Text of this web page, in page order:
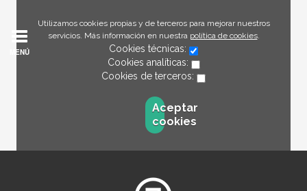
Utilizamos cookies propias y de terceros para mejorar nuestros
servicios. Más información en nuestra política de cookies.
Cookies técnicas:
Cookies analíticas:
Cookies de terceros:
Aceptar
cookies
MENÚ